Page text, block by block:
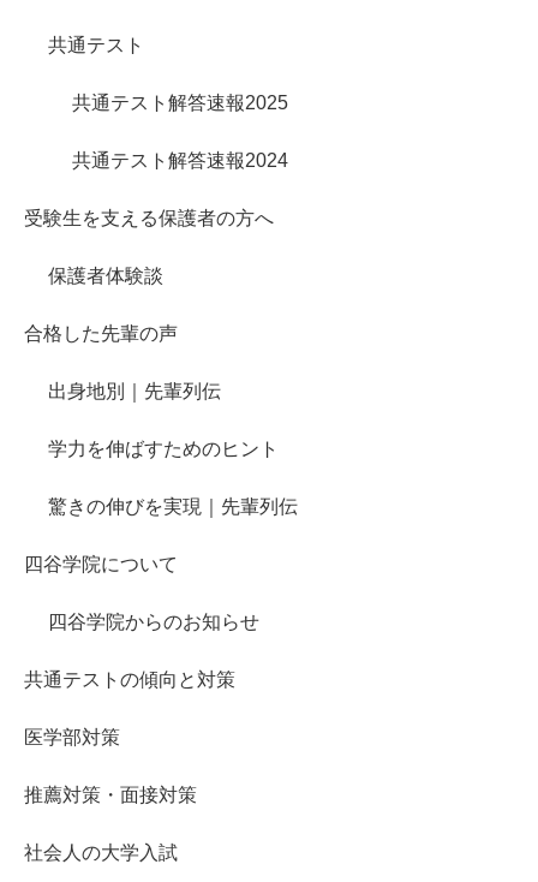
共通テスト
共通テスト解答速報2025
共通テスト解答速報2024
受験生を支える保護者の方へ
保護者体験談
合格した先輩の声
出身地別｜先輩列伝
学力を伸ばすためのヒント
驚きの伸びを実現｜先輩列伝
四谷学院について
四谷学院からのお知らせ
共通テストの傾向と対策
医学部対策
推薦対策・面接対策
社会人の大学入試